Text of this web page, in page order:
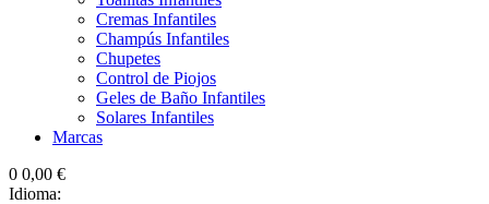
Cremas Infantiles
Champús Infantiles
Chupetes
Control de Piojos
Geles de Baño Infantiles
Solares Infantiles
Marcas
0 0,00 €
Idioma: